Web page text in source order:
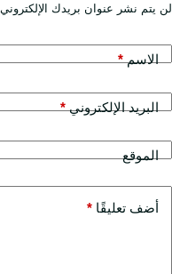
لن يتم نشر عنوان بريدك الإلكتروني.
الاسم*
البريد الإلكتروني*
الموقع
أضف تعليقًا *